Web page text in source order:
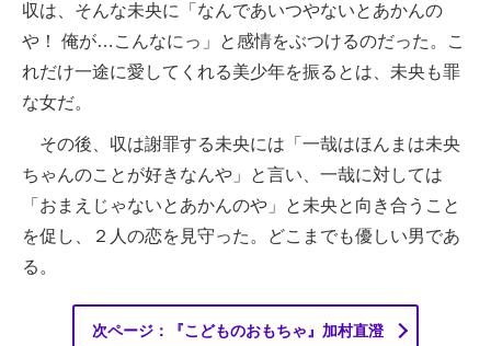
収は、そんな未央に「なんであいつやないとあかんの
や！ 俺が…こんなにっ」と感情をぶつけるのだった。こ
れだけ一途に愛してくれる美少年を振るとは、未央も罪
な女だ。
その後、収は謝罪する未央には「一哉はほんまは未央
ちゃんのことが好きなんや」と言い、一哉に対しては
「おまえじゃないとあかんのや」と未央と向き合うこと
を促し、２人の恋を見守った。どこまでも優しい男であ
る。
次ページ：『こどものおもちゃ』加村直澄